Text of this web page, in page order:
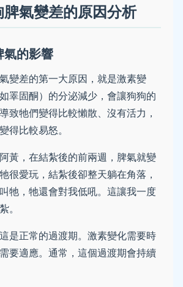
氣變差的原因分析
氣的影響
變差的第一大原因，就是激素變
睪固酮）的分泌減少，會讓狗狗的
致牠們變得比較懶散、沒有活力，
得比較易怒。
，在結紮後的前兩週，脾氣就變
很愛玩，結紮後卻整天躺在角落，
牠，牠還會對我低吼。這讓我一度
。
是正常的過渡期。激素變化需要時
要適應。通常，這個過渡期會持續